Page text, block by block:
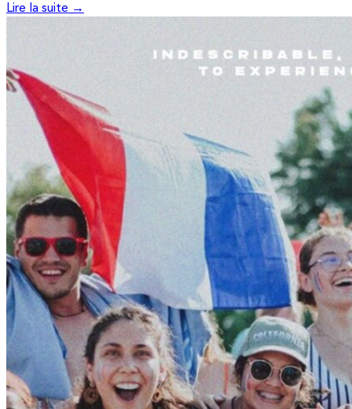
Lire la suite →